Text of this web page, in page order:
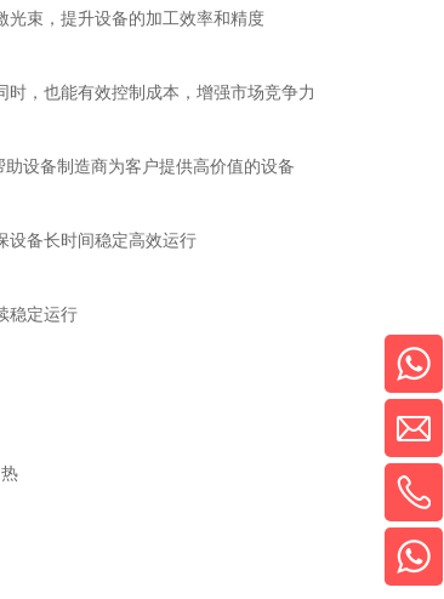
光束，提升设备的加工效率和精度
，也能有效控制成本，增强市场竞争力
设备制造商为客户提供高价值的设备
设备长时间稳定高效运行
稳定运行